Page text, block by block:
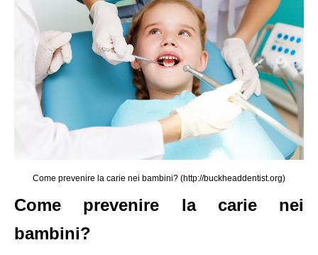
Come prevenire la carie nei bambini? (http://buckheaddentist.org)
Come prevenire la carie nei
bambini?